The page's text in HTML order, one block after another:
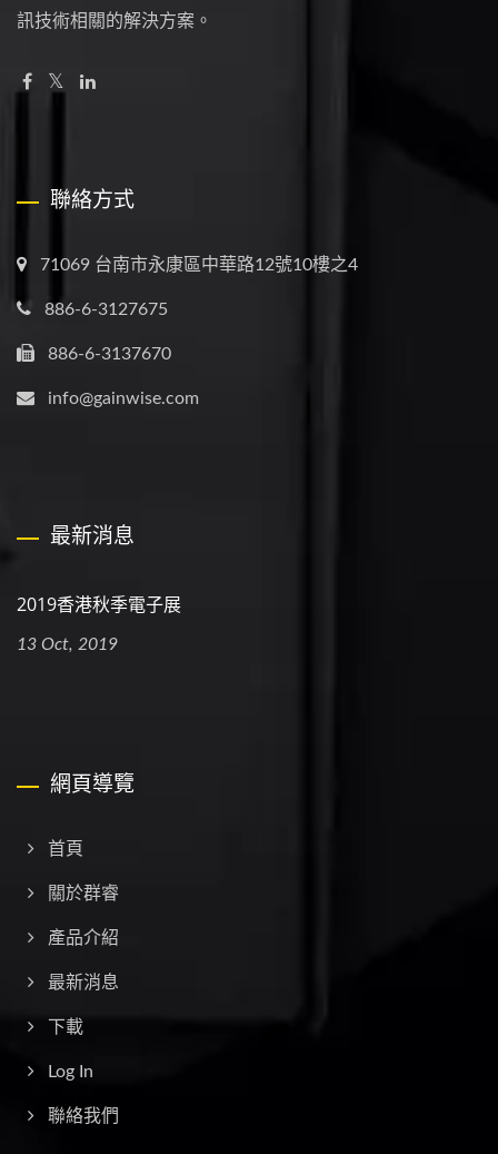
訊技術相關的解決方案。
聯絡方式
71069 台南市永康區中華路12號10樓之4
886-6-3127675
886-6-3137670
info@gainwise.com
最新消息
2019香港秋季電子展
13 Oct, 2019
網頁導覽
首頁
關於群睿
產品介紹
最新消息
下載
Log In
聯絡我們